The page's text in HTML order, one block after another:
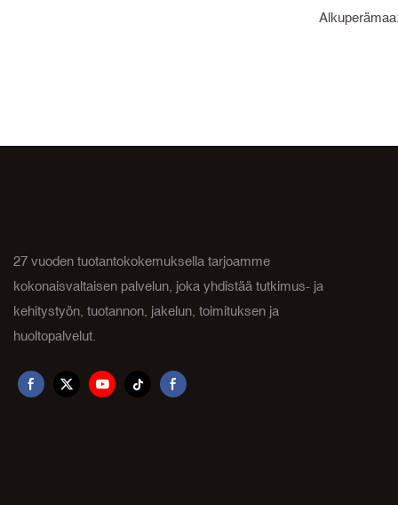
27 vuoden tuotantokokemuksella tarjoamme
kokonaisvaltaisen palvelun, joka yhdistää tutkimus- ja
kehitystyön, tuotannon, jakelun, toimituksen ja
huoltopalvelut.